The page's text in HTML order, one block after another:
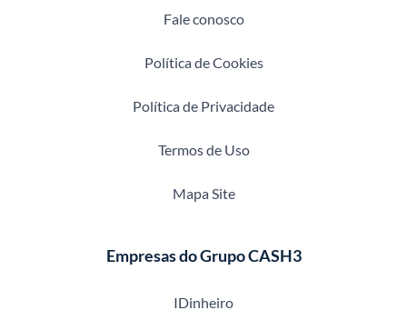
Fale conosco
Política de Cookies
Política de Privacidade
Termos de Uso
Mapa Site
Empresas do Grupo CASH3
IDinheiro